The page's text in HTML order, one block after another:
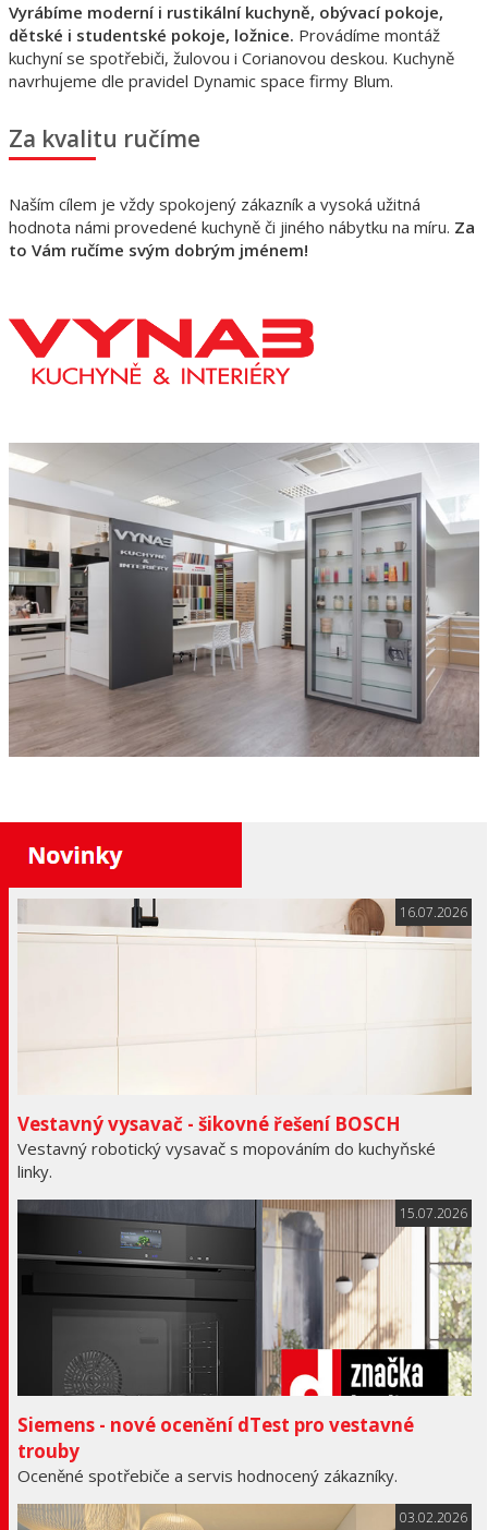
Vyrábíme moderní i rustikální kuchyně, obývací pokoje,
dětské i studentské pokoje, ložnice. Provádíme montáž
kuchyní se spotřebiči, žulovou i Corianovou deskou. Kuchyně
navrhujeme dle pravidel Dynamic space firmy Blum.
Za kvalitu ručíme
Naším cílem je vždy spokojený zákazník a vysoká užitná
hodnota námi provedené kuchyně či jiného nábytku na míru. Za
to Vám ručíme svým dobrým jménem!
16.07.2026
Vestavný vysavač - šikovné řešení BOSCH
Vestavný robotický vysavač s mopováním do kuchyňské
linky.
15.07.2026
Siemens - nové ocenění dTest pro vestavné
trouby
Oceněné spotřebiče a servis hodnocený zákazníky.
03.02.2026